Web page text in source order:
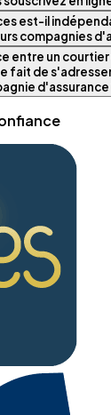
est-il
compagnies
entre un courtier
fait de
d'assurance